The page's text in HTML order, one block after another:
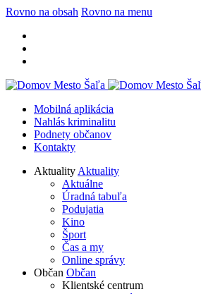
Rovno na obsah Rovno na menu
Mobilná aplikácia
Nahlás kriminalitu
Podnety občanov
Kontakty
Aktuality Aktuality
Aktuálne
Úradná tabuľa
Podujatia
Kino
Šport
Čas a my
Online správy
Občan Občan
Klientské centrum